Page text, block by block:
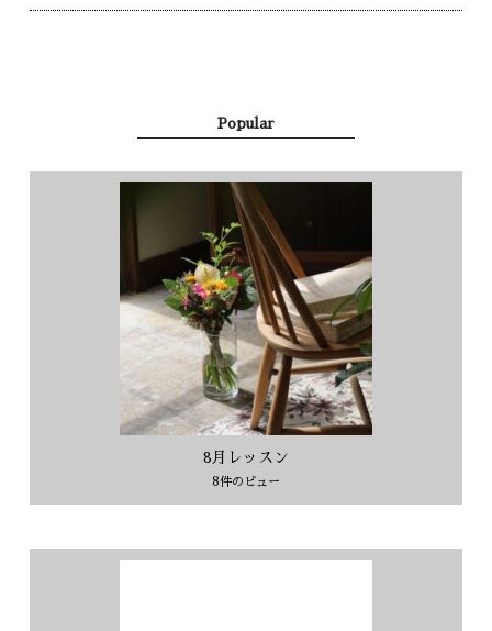
Popular
8月レッスン
8件のビュー